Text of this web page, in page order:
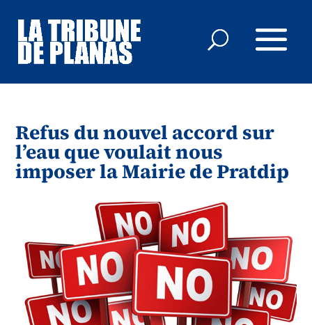
Refus du nouvel accord sur
l’eau que voulait nous
imposer la Mairie de Pratdip